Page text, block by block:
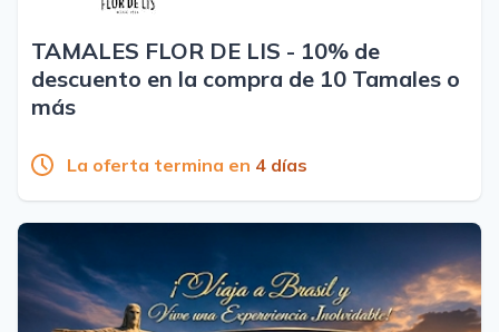
TAMALES FLOR DE LIS - 10% de
descuento en la compra de 10 Tamales o
más
La oferta termina en 4 días